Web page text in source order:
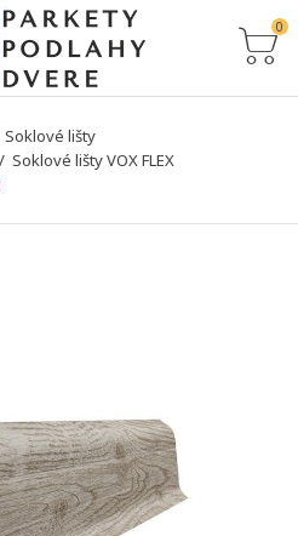
0
Soklové lišty
Soklové lišty VOX FLEX